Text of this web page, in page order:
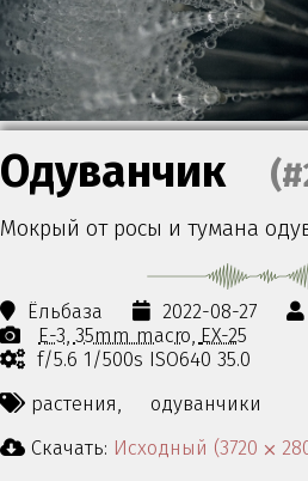
Одуванчик
Мокрый от росы и тумана
Ёльбаза 2022-08-27
E-3 35mm macro EX-25
f/5.6 1/500s ISO640 35.0
растения,
одуванчики
Скачать: Исходный (3720 ⨉